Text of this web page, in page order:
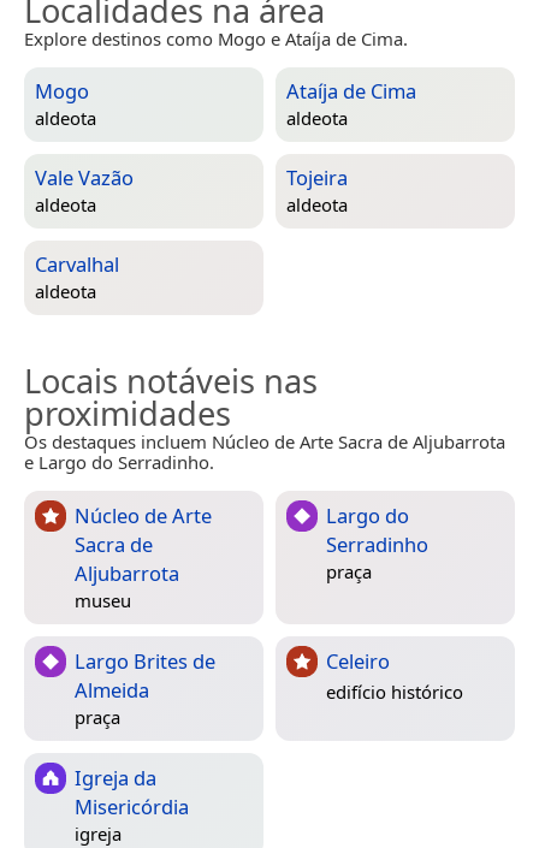
Localidades na área
Explore destinos como Mogo e Ataíja de Cima.
Mogo
aldeota
Ataíja de Cima
aldeota
Vale Vazão
aldeota
Tojeira
aldeota
Carvalhal
aldeota
Locais notáveis nas
proximidades
Os destaques incluem Núcleo de Arte Sacra de Aljubarrota
e Largo do Serradinho.
Núcleo de Arte
Sacra de
Aljubarrota
museu
Largo do
Serradinho
praça
Largo Brites de
Almeida
praça
Celeiro
edifício histórico
Igreja da
Misericórdia
igreja